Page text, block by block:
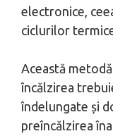
electronice,
ciclurilor
Această
încălzirea
îndelungate și
preîncălzirea